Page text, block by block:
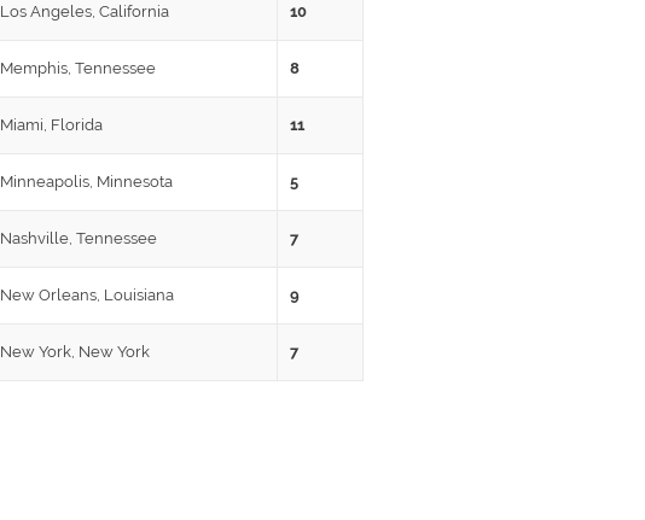
Los Angeles, California 10
Memphis, Tennessee 8
Miami, Florida 11
Minneapolis, Minnesota 5
Nashville, Tennessee 7
New Orleans, Louisiana 9
New York, New York 7